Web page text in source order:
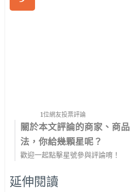
1位網友投票評論
關於本文評論的商家、商
法，你給幾顆星呢？
歡迎一起點擊星號參與評論唷！
延伸閱讀